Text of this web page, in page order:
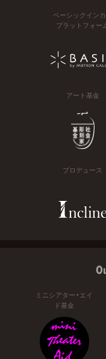
ベーシックイン
プラットフォー
アート基金
プロデュース
ミニシアター・エイ
ド基金